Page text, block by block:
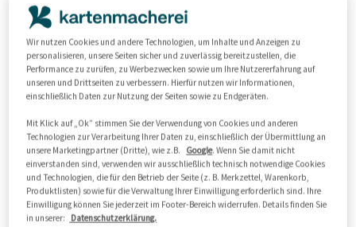
um nachts eine frische Windel anzuziehen. Der Nachteil
ist allerdings, dass das nächtliche Wickeln beide Eltern
auf Trab halten kann.
Ob ihr euch für eine stylische Designer-Wickelkommode
entscheidet oder den Wickelplatz mit einer einfachen
Wickelunterlage auf dem Boden einrichtet, achtet auf
das Vorhandensein von Wasser. Katharina Jeschke hat
dafür einen tollen Lifehack: "Praktisch ist, wenn du dir
eine Thermoskanne mit warmem Wasser an die
Wir nutzen Cookies und andere Technologien, um Inhalte und Anzeigen zu
personalisieren, unsere Seiten sicher und zuverlässig bereitzustellen, die
Performance zu zurüfen, zu Werbezwecken sowie um Ihre Nutzererfahrung auf
unseren und Drittseiten zu verbessern. Hierfür nutzen wir Informationen,
einschließlich Daten zur Nutzung der Seiten sowie zu Endgeräten.
Mit Klick auf „Ok” stimmen Sie der Verwendung von Cookies und anderen
Technologien zur Verarbeitung Ihrer Daten zu, einschließlich der Übermittlung an
unsere Marketingpartner (Dritte), wie z.B.
Google. Wenn Sie damit nicht
einverstanden sind, verwenden wir ausschließlich technisch notwendige Cookies
und Technologien, die für den Betrieb der Seite (z. B. Merkzettel, Warenkorb,
Produktlisten) sowie für die Verwaltung Ihrer Einwilligung erforderlich sind. Ihre
Einwilligung können Sie jederzeit im Footer-Bereich widerrufen. Details finden Sie
in unserer:
Datenschutzerklärung.